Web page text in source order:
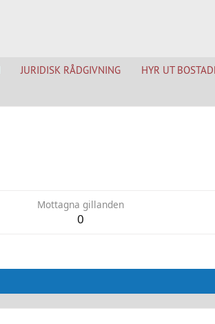
JURIDISK RÅDGIVNING HYR UT
Mottagna gillanden
0